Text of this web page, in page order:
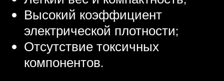
Высокий коэффициент
электрической плотности;
Отсутствие токсичных
компонентов.